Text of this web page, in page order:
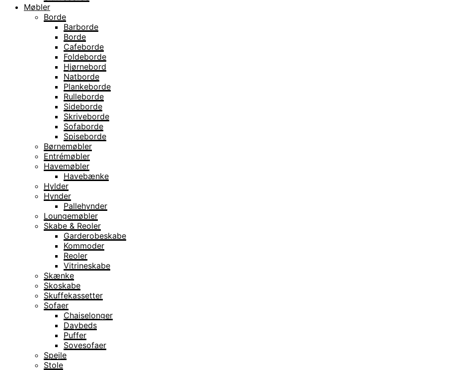
Møbler
Borde
Barborde
Borde
Cafeborde
Foldeborde
Hjørnebord
Natborde
Plankeborde
Rulleborde
Sideborde
Skriveborde
Sofaborde
Spiseborde
Børnemøbler
Entrémøbler
Havemøbler
Havebænke
Hylder
Hynder
Pallehynder
Loungemøbler
Skabe & Reoler
Garderobeskabe
Kommoder
Reoler
Vitrineskabe
Skænke
Skoskabe
Skuffekassetter
Sofaer
Chaiselonger
Daybeds
Puffer
Sovesofaer
Spejle
Stole